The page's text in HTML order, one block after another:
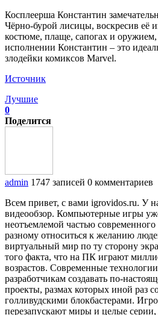
Косплеерша Константин
Чёрно-бурой лисицы, воскресив её
костюме, плаще, сапогах и
исполнении Константин – это
злодейки комиксов Marvel.
Источник
Лучшие
0
Поделится
admin 1747 записей 0 комментариев
Всем привет, с вами igrovidos.ru. У
видеообзор. Компьютерные игры
неотъемлемой частью
разному относиться к желанию
виртуальный мир по ту сторону
того факта, что на ПК играют
возрастов. Современные
разработчикам создавать по-
проекты, размах которых иной раз
голливудскими блокбастерами.
перезапускают миры и целые серии,